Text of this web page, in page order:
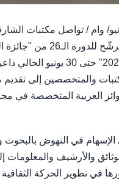
في 18 يونيو/ وام / تواصل مكتبات
استقبال طلبات الترشّح
المكتبي - 2025–2026" حتى 30 يونيو
والمتخصصين إلى
العربية المتخصصة في
الإسهام في النهوض
والأرشيف والمعلومات
في تطوير الحركة